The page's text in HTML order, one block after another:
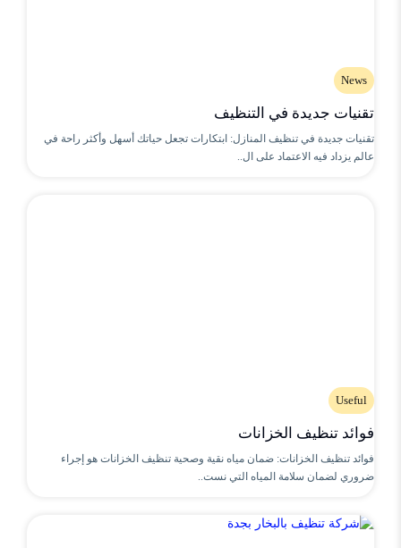
News
تقنيات جديدة في التنظيف
تقنيات جديدة في تنظيف المنازل: ابتكارات تجعل حياتك أسهل وأكثر راحة في
عالم يزداد فيه الاعتماد على ال..
Useful
فوائد تنظيف الخزانات
فوائد تنظيف الخزانات: ضمان مياه نقية وصحية تنظيف الخزانات هو إجراء
ضروري لضمان سلامة المياه التي نست..